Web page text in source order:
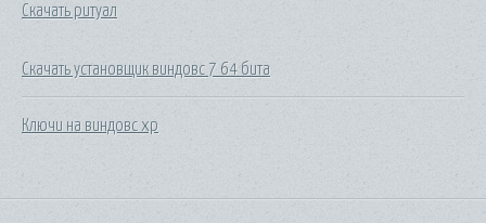
Скачать ритуал
Скачать установщик виндовс 7 64 бита
Ключи на виндовс xp